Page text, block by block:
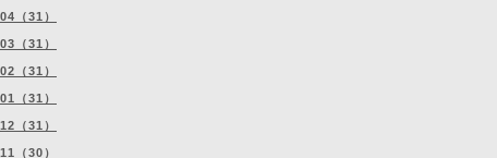
（31）
（31）
（31）
（31）
（31）
（30）